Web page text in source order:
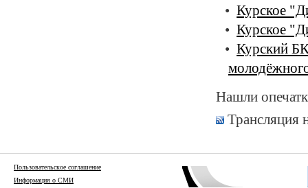
Курское
Курское
Курский
Нашли
Трансляция
Пользовательское соглашение
Информация о СМИ